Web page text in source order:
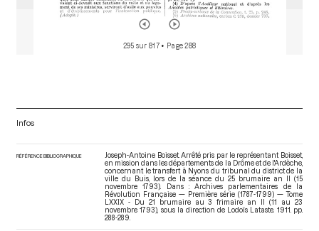
295 sur 817 • Page 288
Infos
RÉFÉRENCE BIBLIOGRAPHIQUE
Joseph-Antoine Boisset. Arrêté pris par le représentant Boisset,
en mission dans les départements de la Drôme et de l'Ardèche,
concernant le transfert à Nyons du tribunal du district de la
ville du Buis, lors de la séance du 25 brumaire an II (15
novembre 1793). Dans : Archives parlementaires de la
Révolution Française — Première série (1787-1799) — Tome
LXXIX - Du 21 brumaire au 3 frimaire an II (11 au 23
novembre 1793) , sous la direction de Lodoïs Lataste. 1911. pp.
288-289.